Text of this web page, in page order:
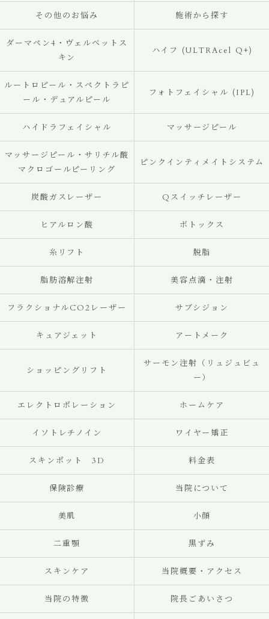
その他のお悩み 施術から探す
ダーマペン4・ヴェルベットス
キン
ハイフ (ULTRAcel Q+)
ルートロピール・スペクトラピ
ール・デュアルピール
フォトフェイシャル (IPL)
ハイドラフェイシャル マッサージピール
マッサージピール・サリチル酸
マクロゴールピーリング
ピンクインティメイトシステム
炭酸ガスレーザー Qスイッチレーザー
ヒアルロン酸 ボトックス
糸リフト 脱脂
脂肪溶解注射 美容点滴・注射
フラクショナルCO2レーザー サブシジョン
キュアジェット アートメーク
ショッピングリフト
サーモン注射（リュジュビュ
ー）
エレクトロポレーション ホームケア
イソトレチノイン ワイヤー矯正
スキンポット 3D 料金表
保険診療 当院について
美肌 小顔
二重顎 黒ずみ
スキンケア 当院概要・アクセス
当院の特徴 院長ごあいさつ